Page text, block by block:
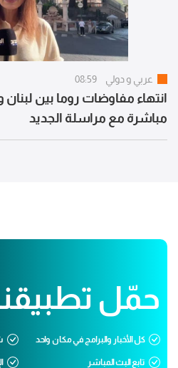
عربي و دولي 08:59
انتهاء مفاوضات روما بين لبنان
مباشرة مع مراسلة الجديد
حمّل
كل الأخبار والبرامج في مكان واحد
تابع البث المباشر